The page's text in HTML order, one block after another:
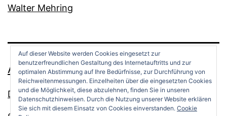
Walter Mehring
ANDREAS OPPERMANN
Datenschutz
Auf dieser Website werden Cookies eingesetzt zur
benutzerfreundlichen Gestaltung des Internetauftritts und zur
optimalen Abstimmung auf Ihre Bedürfnisse, zur Durchführung von
Reichweitenmessungen. Einzelheiten über die eingesetzten Cookies
und die Möglichkeit, diese abzulehnen, finden Sie in unseren
Datenschutzhinweisen. Durch die Nutzung unserer Website erklären
Sie sich mit diesem Einsatz von Cookies einverstanden. Cookie